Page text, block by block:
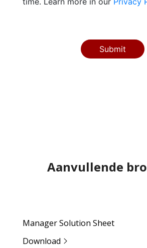
Aanvullende
Manager Solution Sheet
Download